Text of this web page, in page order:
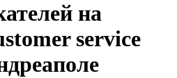
на
service